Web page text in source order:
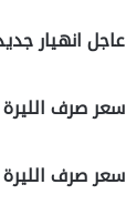
عاجل انهيار
سعر صرف
سعر صرف